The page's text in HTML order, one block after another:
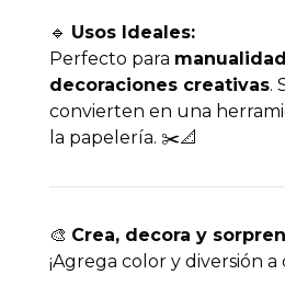
🔹 Usos Ideales:
Perfecto para
decoraciones creativas.
convierten en una
la papelería. ✂️📐
🎨 Crea, decora y
¡Agrega color y diversión a